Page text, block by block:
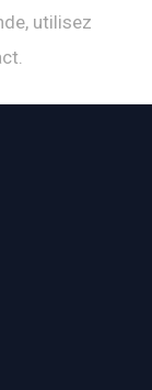
utilisez